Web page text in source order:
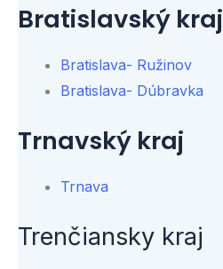
Bratislavský kraj
Bratislava- Ružinov
Bratislava- Dúbravka
Trnavský kraj
Trnava
Trenčiansky kraj